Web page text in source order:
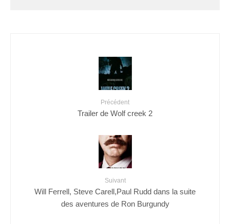
Précédent
Trailer de Wolf creek 2
Suivant
Will Ferrell, Steve Carell,Paul Rudd dans la suite
des aventures de Ron Burgundy